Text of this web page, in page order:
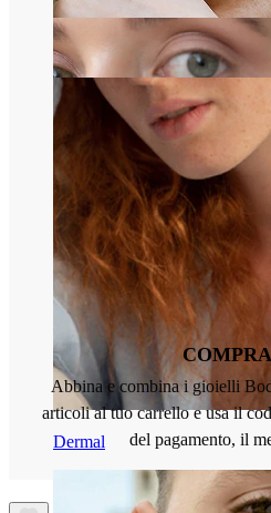
Sopracciglio
Dermal
Abbina e combina i gioielli
articoli al tuo carrello e usa il
del pagamento, il